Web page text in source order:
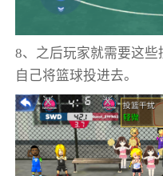
8、之后玩家就需要这
自己将篮球投进去。